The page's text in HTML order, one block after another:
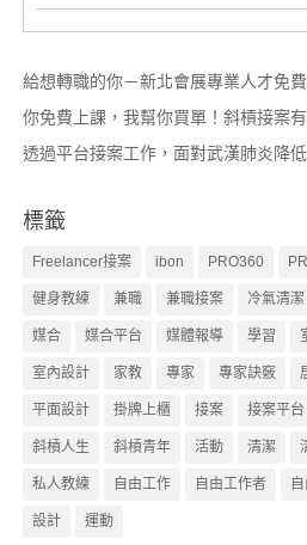
給想轉職的你－新北會展專業人才免費
你免費上課，我幫你買單！斜槓接案
透過平台接案工作，面對武漢肺炎降
標籤
Freelancer接案 ibon PRO360
健身教練 兼職 兼職接案 冷氣清潔
媒合 媒合平台 媒體報導 學習
室內設計 家教 專家 專家訣竅
平面設計 掛牌上櫃 接案 接案平台
斜槓人生 斜槓青年 活動 清潔
私人教練 自由工作 自由工作者
設計 運動